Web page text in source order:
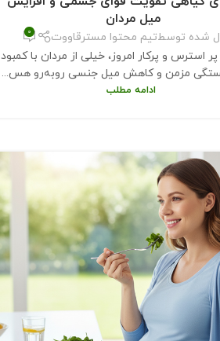
میل مردان
شده توسطتیم محتوا مسترقاووت 0
استرس و پرکار امروز، خیلی از مردان با کمبود
مزمن و کاهش میل جنسی روبه‌رو هس...
ادامه مطلب